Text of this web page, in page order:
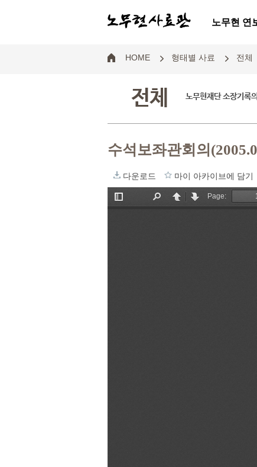
노무현 연
HOME 형태별 사료 전체
전체 노무현재단 소장기록
수석보좌관회의
다운로드 마이 아카이브에 담기